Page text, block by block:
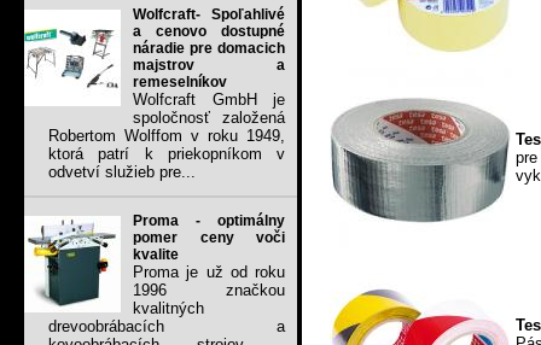
Wolfcraft- Spoľahlivé
a cenovo dostupné
náradie pre domacich
majstrov a
remeselníkov
Wolfcraft GmbH je
spoločnosť založená
Robertom Wolffom v roku 1949,
ktorá patrí k priekopníkom v
odvetví služieb pre...
Proma - optimálny
pomer ceny voči
kvalite
Proma je už od roku
1996 značkou
kvalitných
drevoobrábacích a